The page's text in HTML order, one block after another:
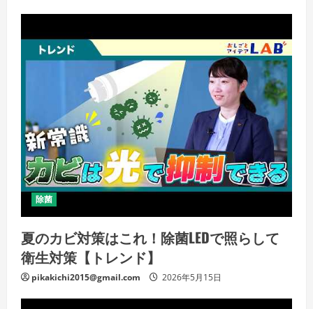
除菌
夏のカビ対策はこれ！除菌LEDで照らして
衛生対策【トレンド】
pikakichi2015@gmail.com 2026年5月15日